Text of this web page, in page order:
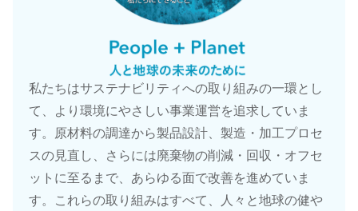
私たちはサステナビリティへの取り組みの一環とし
て、より環境にやさしい事業運営を追求していま
す。原材料の調達から製品設計、製造・加工プロセ
スの見直し、さらには廃棄物の削減・回収・オフセ
ットに至るまで、あらゆる面で改善を進めていま
す。これらの取り組みはすべて、人々と地球の健や